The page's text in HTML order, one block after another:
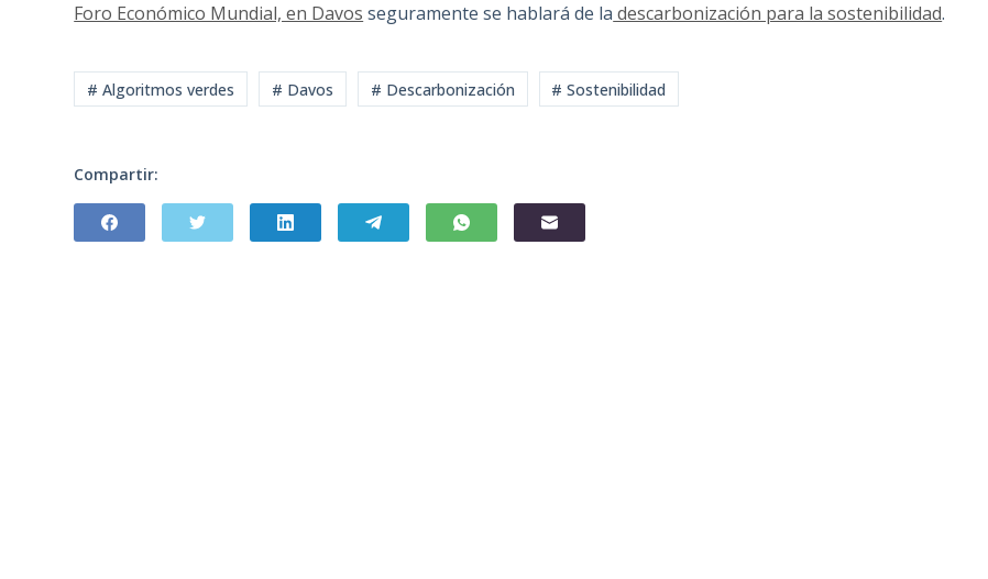
Foro Económico Mundial, en Davos seguramente se hablará de la descarbonización para la sostenibilidad.
# Algoritmos verdes # Davos # Descarbonización # Sostenibilidad
Compartir: